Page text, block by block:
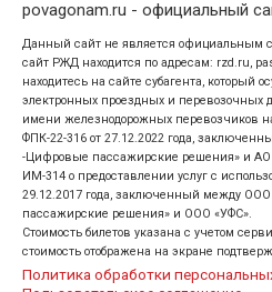
povagonam.ru - официальный
Данный сайт не является
сайт РЖД находится по адресам: rzd.ru,
находитесь на сайте субагента, который
электронных проездных и перевозочных
имени железнодорожных перевозчиков
ФПК-22-316 от 27.12.2022 года,
-Цифровые пассажирские решения» и АО
ИМ-314 о предоставлении услуг с
29.12.2017 года, заключенный между
пассажирские решения» и ООО «УФС».
Стоимость билетов указана с учетом
стоимость отображена на экране
Политика обработки